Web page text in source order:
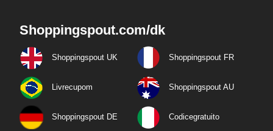
Shoppingspout.com/dk
Shoppingspout UK Shoppingspout FR
Livrecupom Shoppingspout AU
Shoppingspout DE Codicegratuito